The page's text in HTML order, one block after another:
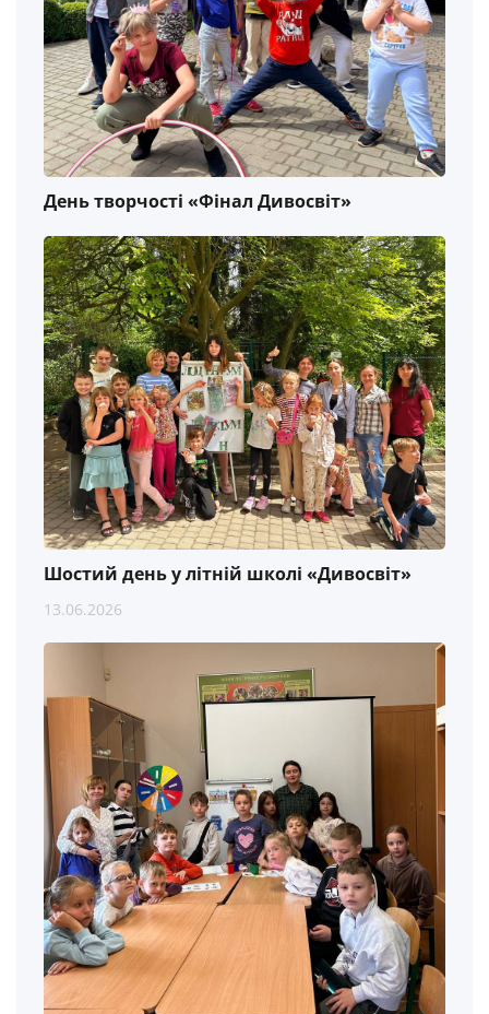
День творчості «Фінал Дивосвіт»
Шостий день у літній школі «Дивосвіт»
13.06.2026